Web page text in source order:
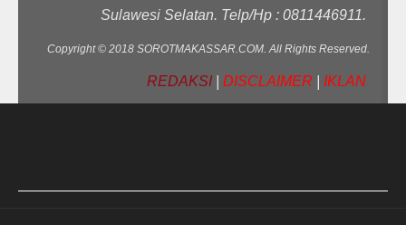
Sulawesi Selatan. Telp/Hp : 0811446911.
Copyright © 2018 SOROTMAKASSAR.COM. All Rights Reserved.
REDAKSI DISCLAIMER IKLAN